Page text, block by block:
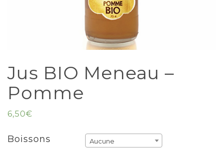
Jus BIO Meneau –
Pomme
6,50€
Boissons Aucune